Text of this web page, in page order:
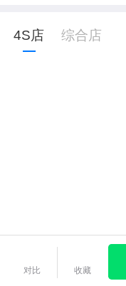
4S店 综合店
对比 收藏